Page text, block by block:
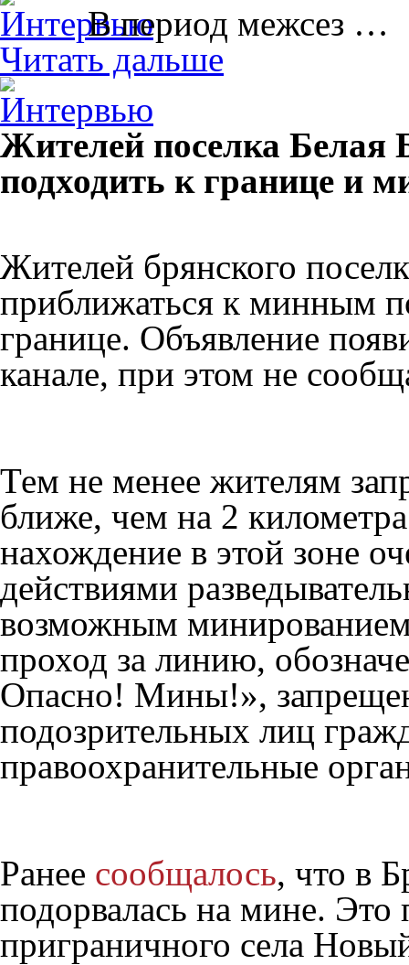
В период межсез …
Читать дальше
Жителей поселка Белая
подходить к границе и
Жителей брянского
приближаться к минным
границе. Объявление
канале, при этом не
Тем не менее жителям
ближе, чем на 2
нахождение в этой зоне
действиями
возможным
проход за линию,
Опасно! Мины!»,
подозрительных лиц
правоохранительные
Ранее сообщалось, что в
подорвалась на мине. Это
приграничного села